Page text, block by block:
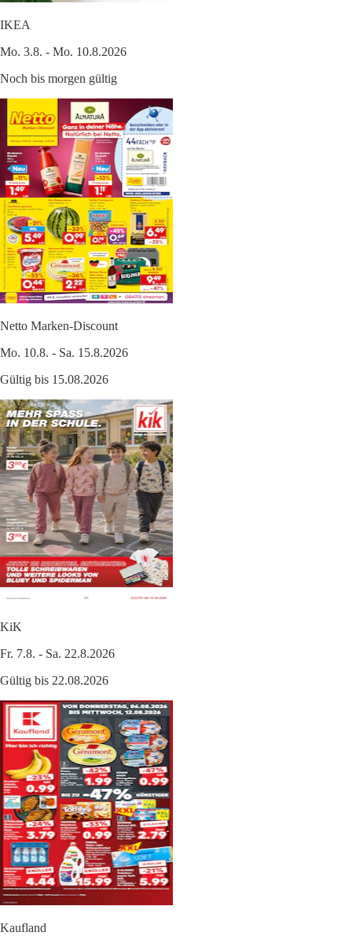
IKEA
Mo. 3.8. - Mo. 10.8.2026
Noch bis morgen gültig
Netto Marken-Discount
Mo. 10.8. - Sa. 15.8.2026
Gültig bis 15.08.2026
KiK
Fr. 7.8. - Sa. 22.8.2026
Gültig bis 22.08.2026
Kaufland